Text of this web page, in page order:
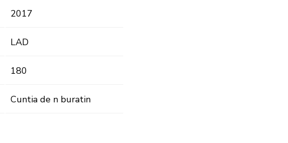
2017
LAD
180
Cuntia de n buratin